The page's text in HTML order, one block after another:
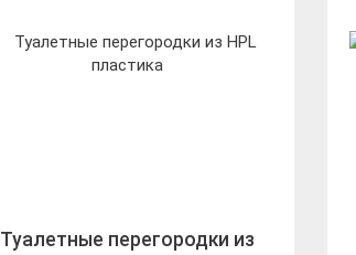
Туалетные перегородки из